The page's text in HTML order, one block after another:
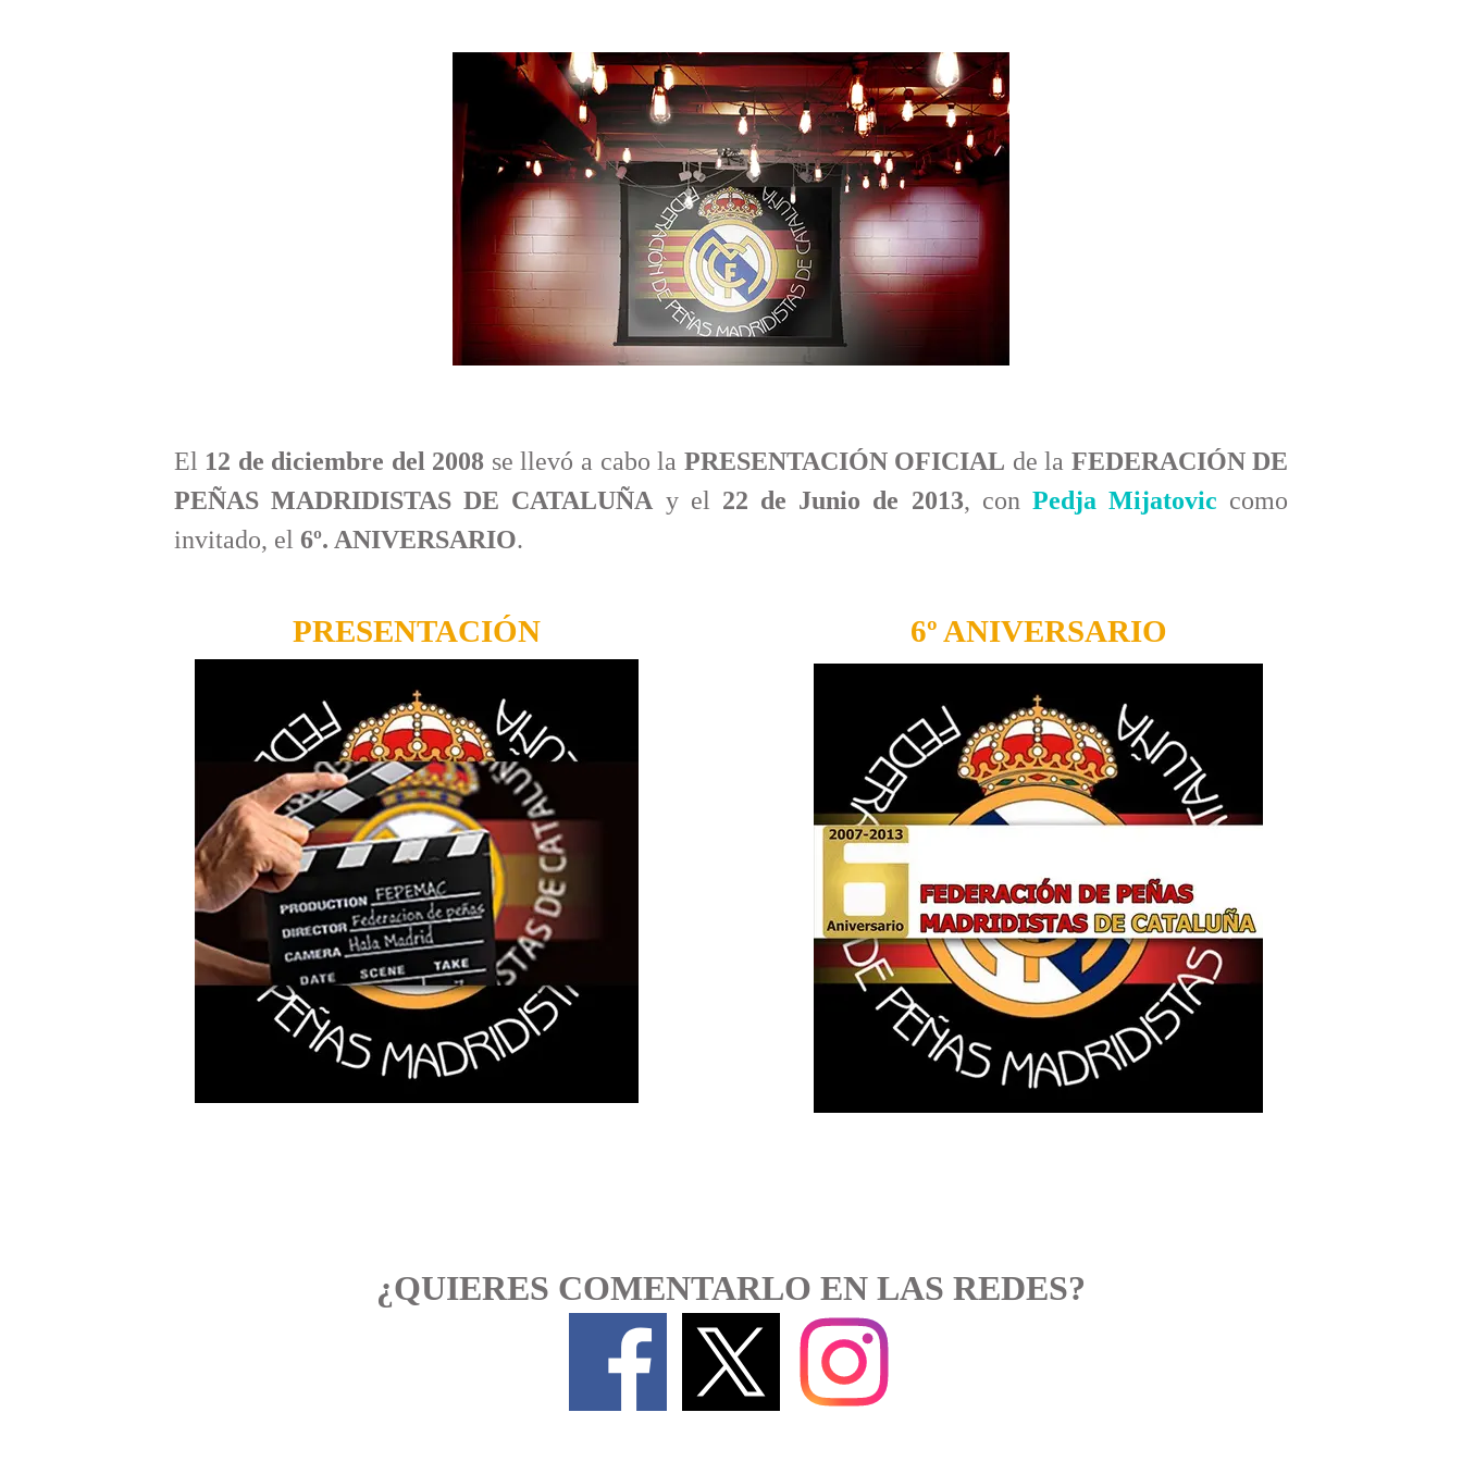
El 12 de diciembre del 2008 se llevó a cabo la PRESENTACIÓN OFICIAL de la FEDERACIÓN DE
PEÑAS MADRIDISTAS DE CATALUÑA y el 22 de Junio de 2013, con Pedja Mijatovic como
invitado, el 6º. ANIVERSARIO.
PRESENTACIÓN 6º ANIVERSARIO
¿QUIERES COMENTARLO EN LAS REDES?